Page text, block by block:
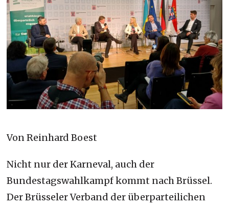
Von Reinhard Boest
Nicht nur der Karneval, auch der
Bundestagswahlkampf kommt nach Brüssel.
Der Brüsseler Verband der überparteilichen